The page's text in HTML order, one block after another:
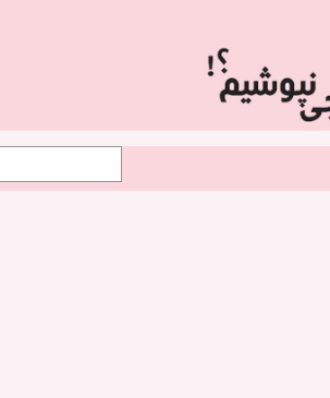
S
c
ج
ج
و